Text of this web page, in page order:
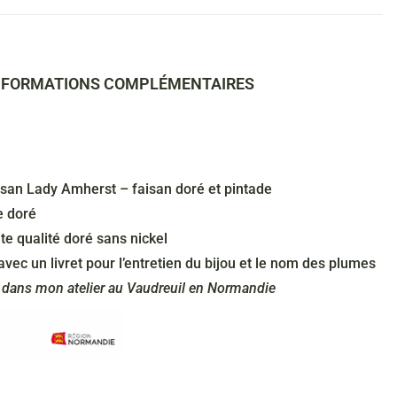
COMPLÉMENTAIRES
Lady Amherst – faisan doré et pintade
doré
qualité doré sans nickel
un livret pour l’entretien du bijou et le nom des plumes
mon atelier au Vaudreuil en Normandie